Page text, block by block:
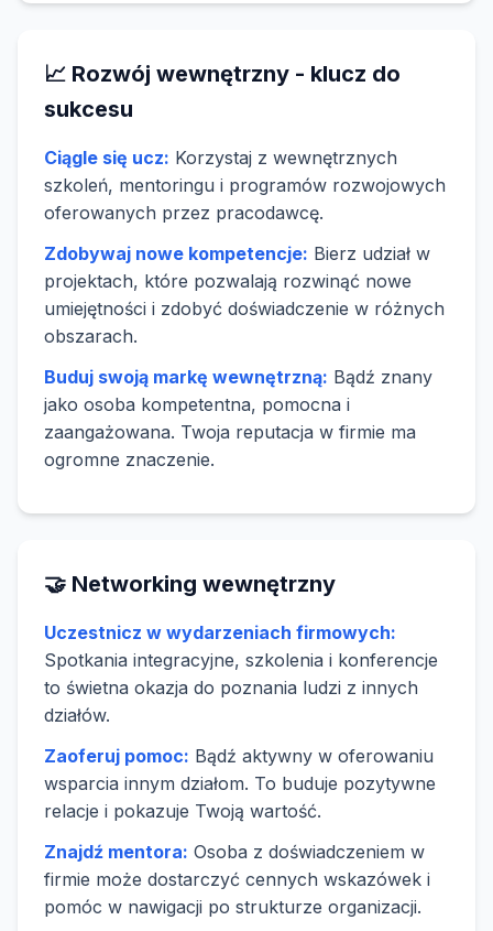
📈 Rozwój wewnętrzny - klucz do
sukcesu
Ciągle się ucz: Korzystaj z wewnętrznych
szkoleń, mentoringu i programów rozwojowych
oferowanych przez pracodawcę.
Zdobywaj nowe kompetencje: Bierz udział w
projektach, które pozwalają rozwinąć nowe
umiejętności i zdobyć doświadczenie w różnych
obszarach.
Buduj swoją markę wewnętrzną: Bądź znany
jako osoba kompetentna, pomocna i
zaangażowana. Twoja reputacja w firmie ma
ogromne znaczenie.
🤝 Networking wewnętrzny
Uczestnicz w wydarzeniach firmowych:
Spotkania integracyjne, szkolenia i konferencje
to świetna okazja do poznania ludzi z innych
działów.
Zaoferuj pomoc: Bądź aktywny w oferowaniu
wsparcia innym działom. To buduje pozytywne
relacje i pokazuje Twoją wartość.
Znajdź mentora: Osoba z doświadczeniem w
firmie może dostarczyć cennych wskazówek i
pomóc w nawigacji po strukturze organizacji.